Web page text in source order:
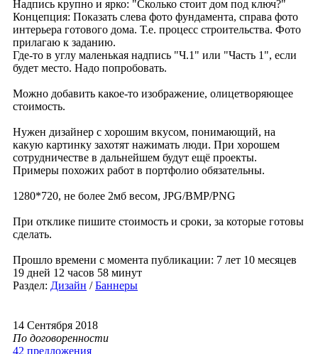
Надпись крупно и ярко: "Сколько стоит дом под ключ?"
Концепция: Показать слева фото фундамента, справа фото
интерьера готового дома. Т.е. процесс строительства. Фото
прилагаю к заданию.
Где-то в углу маленькая надпись "Ч.1" или "Часть 1", если
будет место. Надо попробовать.
Можно добавить какое-то изображение, олицетворяющее
стоимость.
Нужен дизайнер с хорошим вкусом, понимающий, на
какую картинку захотят нажимать люди. При хорошем
сотрудничестве в дальнейшем будут ещё проекты.
Примеры похожих работ в портфолио обязательны.
1280*720, не более 2мб весом, JPG/BMP/PNG
При отклике пишите стоимость и сроки, за которые готовы
сделать.
Прошло времени с момента публикации: 7 лет 10 месяцев
19 дней 12 часов 58 минут
Раздел: Дизайн /Баннеры
14 Сентября 2018
По договоренности
42 предложения